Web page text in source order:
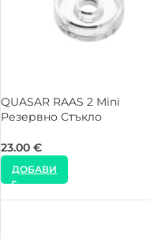
QUASAR RAAS 2 Mini
Резервно Стъкло
23.00 €
ДОБАВИ